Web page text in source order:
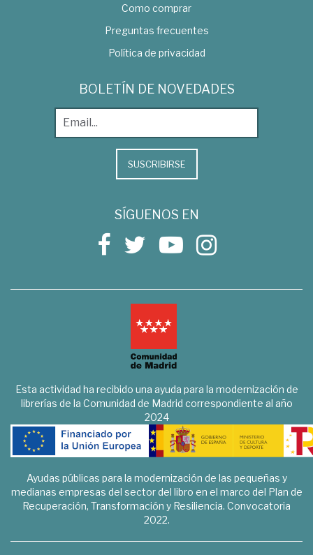
Como comprar
Preguntas frecuentes
Política de privacidad
BOLETÍN DE NOVEDADES
SUSCRIBIRSE
SÍGUENOS EN
Esta actividad ha recibido una ayuda para la modernización de
librerías de la Comunidad de Madrid correspondiente al año
2024
Ayudas públicas para la modernización de las pequeñas y
medianas empresas del sector del libro en el marco del Plan de
Recuperación, Transformación y Resiliencia. Convocatoria
2022.